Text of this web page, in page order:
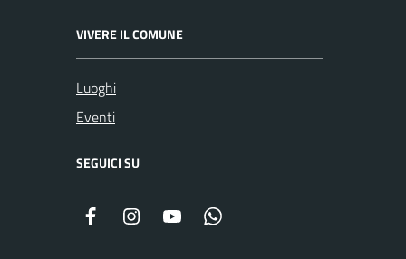
VIVERE IL COMUNE
Luoghi
Eventi
SEGUICI SU
Facebook InstagramYouTube